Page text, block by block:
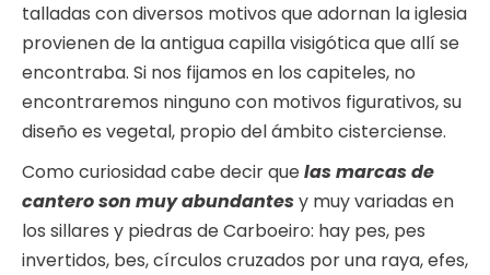
talladas con diversos motivos que adornan la iglesia
provienen de la antigua capilla visigótica que allí se
encontraba. Si nos fijamos en los capiteles, no
encontraremos ninguno con motivos figurativos, su
diseño es vegetal, propio del ámbito cisterciense.
Como curiosidad cabe decir quelas marcas de
cantero son muy abundantesy muy variadas en
los sillares y piedras de Carboeiro: hay pes, pes
invertidos, bes, círculos cruzados por una raya, efes,